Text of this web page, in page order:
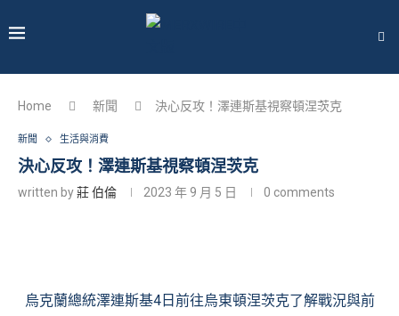
Home 新聞 決心反攻！澤連斯基視察頓涅茨克
新聞 生活與消費
決心反攻！澤連斯基視察頓涅茨克
written by莊 伯倫 2023 年 9 月 5 日 0 comments
烏克蘭總統澤連斯基4日前往烏東頓涅茨克了解戰況與前